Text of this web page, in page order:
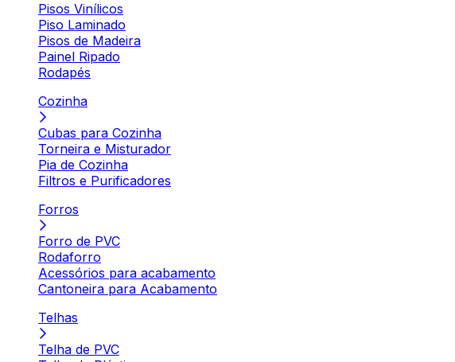
Pisos Vinílicos
Piso Laminado
Pisos de Madeira
Painel Ripado
Rodapés
Cozinha
Cubas para Cozinha
Torneira e Misturador
Pia de Cozinha
Filtros e Purificadores
Forros
Forro de PVC
Rodaforro
Acessórios para acabamento
Cantoneira para Acabamento
Telhas
Telha de PVC